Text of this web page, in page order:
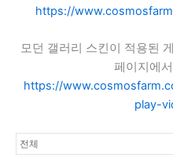
https://
모던 갤러리 스킨이 적용된
페이지에
https://
play-